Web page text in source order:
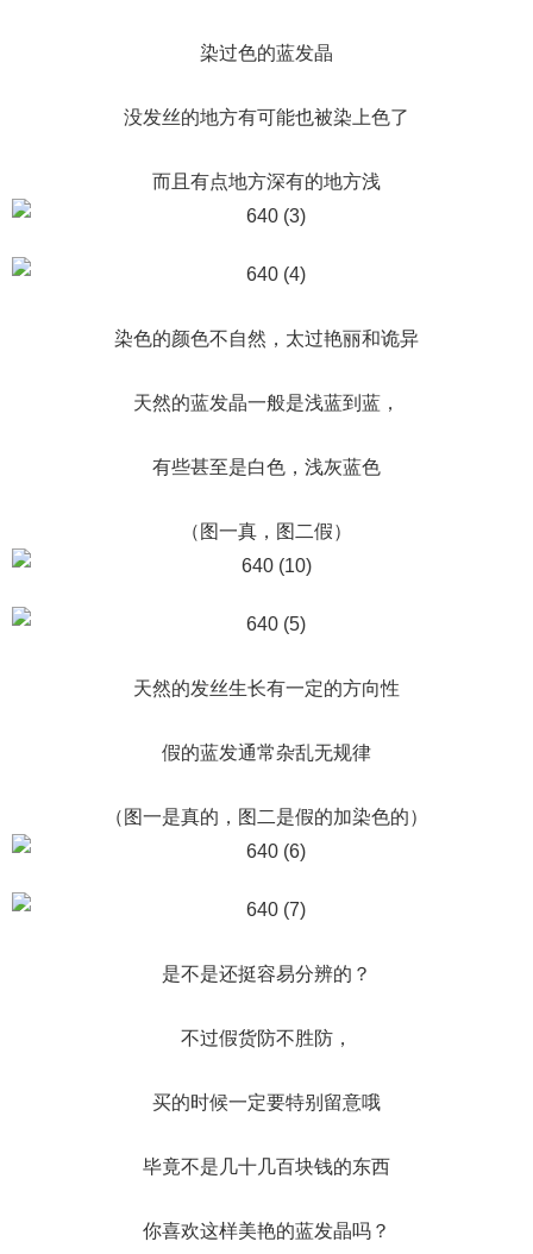
染过色的蓝发晶
没发丝的地方有可能也被染上色了
而且有点地方深有的地方浅
染色的颜色不自然，太过艳丽和诡异
天然的蓝发晶一般是浅蓝到蓝，
有些甚至是白色，浅灰蓝色
（图一真，图二假）
天然的发丝生长有一定的方向性
假的蓝发通常杂乱无规律
（图一是真的，图二是假的加染色的）
是不是还挺容易分辨的？
不过假货防不胜防，
买的时候一定要特别留意哦
毕竟不是几十几百块钱的东西
你喜欢这样美艳的蓝发晶吗？